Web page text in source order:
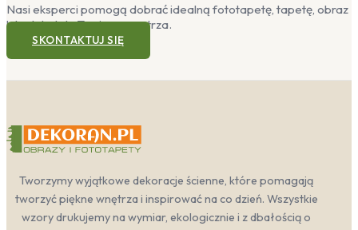
Nasi eksperci pomogą dobrać idealną fototapetę, tapetę, obraz
lub plakat do Twojego wnętrza.
SKONTAKTUJ SIĘ
Tworzymy wyjątkowe dekoracje ścienne, które pomagają
tworzyć piękne wnętrza i inspirować na co dzień. Wszystkie
wzory drukujemy na wymiar, ekologicznie i z dbałością o